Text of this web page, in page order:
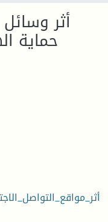
أثر
حماية